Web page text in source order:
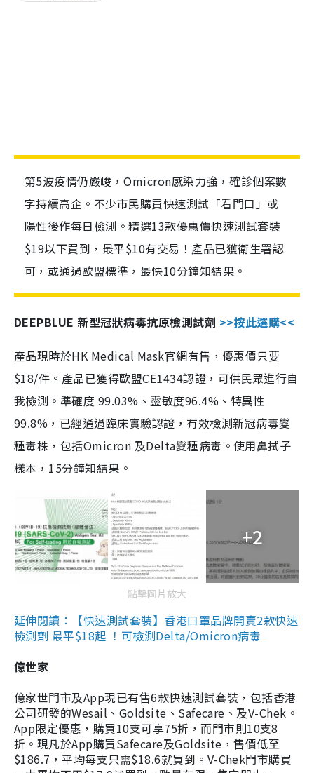
第5波疫情仍嚴峻，Omicron感染力強，確診個案數
字持續高企。不少市民購買快速測試「看門口」或
陽性後作每日檢測。精選13款優惠價快速測試套裝
$19以下買到，最平$10有交易！產品已獲衛生署認
可，或通過歐盟標準，最快10分鐘知結果。
DEEPBLUE 新型冠狀病毒抗原檢測試劑 >>按此選購<<
產品現時於HK Medical Mask官網有售，優惠價只要
$18/件。產品已獲得歐盟CE1434認證，可供民眾進行自
我檢測。準確度 99.03%、靈敏度96.4%、特異性
99.8%，已經通過臨床實驗認證，有效檢測新冠病毒變
種毒株，包括Omicron 及Delta變種病毒。使用鼻拭子
樣本，15分鐘知結果。
+2
點擊圖片放大
延伸閱讀：【快速測試套裝】香港口罩品牌開賣2款快速
檢測劑 最平$18起 ！可檢測Delta/Omicron病毒
億世家
億家世門市及App現已有售6款快速測試套裝，包括香港
公司研發的Wesail、Goldsite、Safecare、及V-Chek。
App限定優惠，購買10支可享75折，而門市則10支8
折。現凡於App購買Safecare及Goldsite，售價低至
$186.7，平均每支只需$18.6就買到。V-Chek門市購買